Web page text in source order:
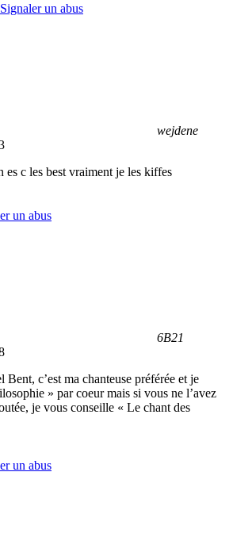
Signaler un abus
wejdene
es c les best vraiment je les kiffes
un abus
6B21
Bent, c’est ma chanteuse préférée et je
» par coeur mais si vous ne l’avez
je vous conseille « Le chant des
un abus